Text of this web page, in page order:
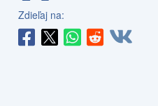
Zdieľaj na: